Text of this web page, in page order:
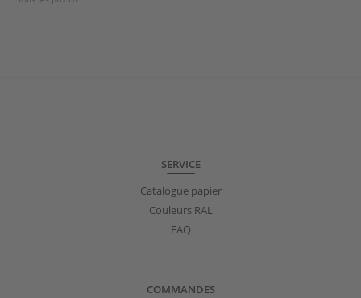
SERVICE
Catalogue papier
Couleurs RAL
FAQ
COMMANDES